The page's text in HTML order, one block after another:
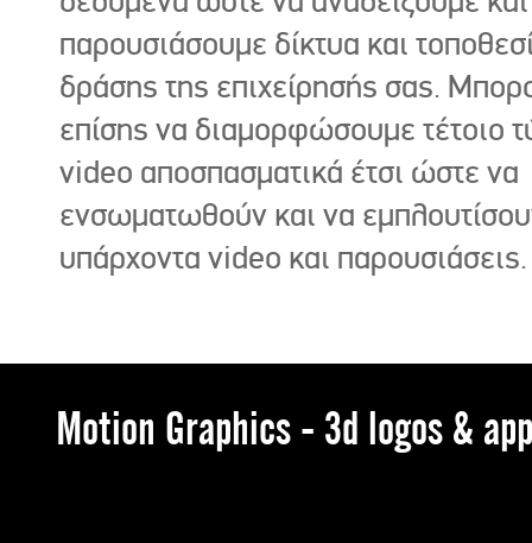
παρουσιάσουμε δίκτυα και
δράσης της επιχείρησής σας.
επίσης να διαμορφώσουμε τέτοιο
video αποσπασματικά έτσι ώστε να
ενσωματωθούν και να
υπάρχοντα video και παρουσιάσεις.
Motion Graphics - 3d logos &